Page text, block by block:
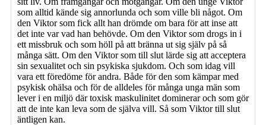
som alltid kände sig annorlunda och som ville bli något. Om
den Viktor som fick allt han drömde om bara för att inse att
det inte var vad han behövde. Om den Viktor som drogs in i
ett missbruk och som höll på att bränna ut sig själv på så
många sätt. Om den Viktor som till slut lärde sig att acceptera
sin sexualitet och sin psykiska sjukdom. Och som idag vill
vara ett föredöme för andra. Både för den som kämpar med
psykisk ohälsa och för de alldeles för många unga män som
lever i en miljö där toxisk maskulinitet dominerar och som gör
att de inte kan leva som de själva vill. Så som Viktor till slut
äntligen kan.